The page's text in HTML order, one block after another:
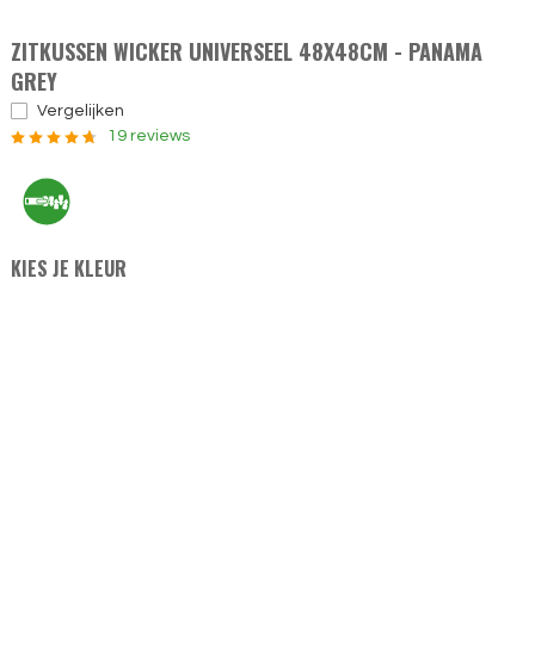
ZITKUSSEN WICKER UNIVERSEEL 48X48CM - PANAMA
GREY
Vergelijken
19 reviews
KIES JE KLEUR